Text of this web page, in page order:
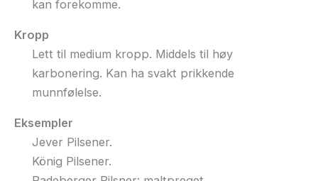
kan forekomme.
Kropp
Lett til medium kropp. Middels til høy
karbonering. Kan ha svakt prikkende
munnfølelse.
Eksempler
Jever Pilsener.
König Pilsener.